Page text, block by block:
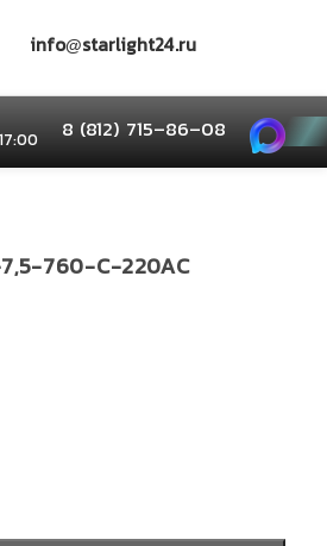
info@starlight24.ru
8 (812) 715–86–08
760-С-220AC